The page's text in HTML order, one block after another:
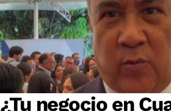
¿Tu negocio en